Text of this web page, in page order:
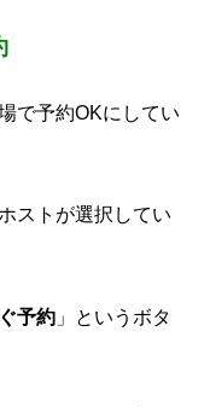
で予約OKにしてい
ストが選択してい
予約 」というボタ